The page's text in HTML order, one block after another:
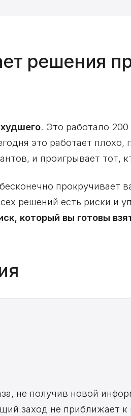
решения
худшего. Это работало
это работает плохо,
и проигрывает тот,
прокручивает
решений есть риски и
который вы готовы
не получив новой
заход не приближает